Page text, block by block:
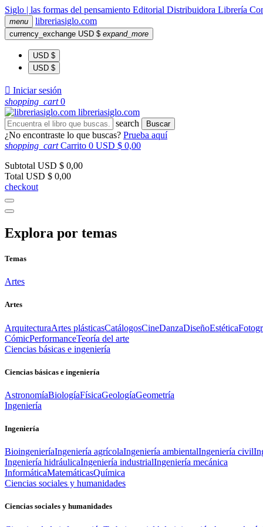
Siglo | las formas del pensamiento Editorial Distribuidora Librería
menu libreriasiglo.com
currency_exchange USD $ expand_more
USD $
USD $
 Iniciar sesión
shopping_cart 0
libreriasiglo.com
search
Buscar
¿No encontraste lo que buscas? Prueba aquí
shopping_cart Carrito 0 USD $ 0,00
Subtotal USD $ 0,00
Total USD $ 0,00
checkout
Explora por temas
Temas
Artes
Artes
ArquitecturaArtes plásticasCatálogosCineDanzaDiseñoEstética
CómicPerformanceTeoría del arte
Ciencias básicas e ingeniería
Ciencias básicas e ingeniería
AstronomíaBiologíaFísicaGeologíaGeometría
Ingeniería
Ingeniería
BioingenieríaIngeniería agrícolaIngeniería ambientalIngeniería civil
Ingeniería hidráulicaIngeniería industrialIngeniería mecánica
InformáticaMatemáticasQuímica
Ciencias sociales y humanidades
Ciencias sociales y humanidades